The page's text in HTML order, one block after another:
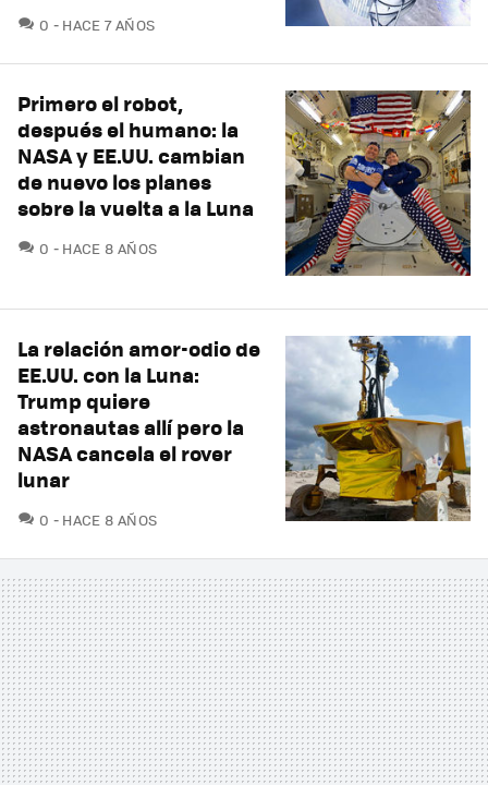
0 COMENTARIOS
HACE 7 AÑOS
Primero el robot,
después el humano: la
NASA y EE.UU. cambian
de nuevo los planes
sobre la vuelta a la Luna
0 COMENTARIOS
HACE 8 AÑOS
La relación amor-odio de
EE.UU. con la Luna:
Trump quiere
astronautas allí pero la
NASA cancela el rover
lunar
0 COMENTARIOS
HACE 8 AÑOS